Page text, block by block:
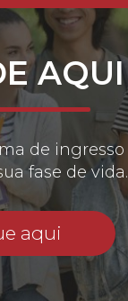
AQUI
de ingresso
fase de vida.
aqui